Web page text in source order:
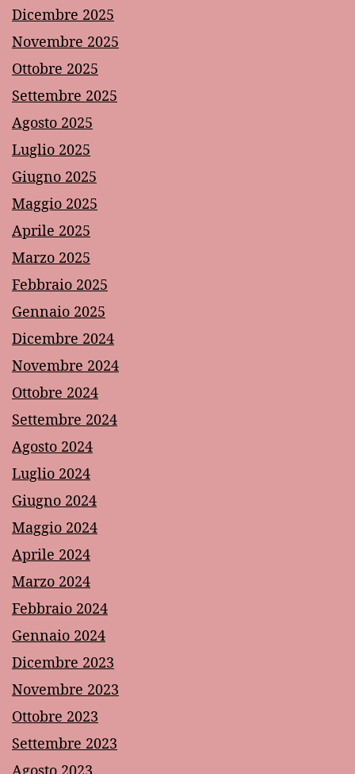
Dicembre 2025
Novembre 2025
Ottobre 2025
Settembre 2025
Agosto 2025
Luglio 2025
Giugno 2025
Maggio 2025
Aprile 2025
Marzo 2025
Febbraio 2025
Gennaio 2025
Dicembre 2024
Novembre 2024
Ottobre 2024
Settembre 2024
Agosto 2024
Luglio 2024
Giugno 2024
Maggio 2024
Aprile 2024
Marzo 2024
Febbraio 2024
Gennaio 2024
Dicembre 2023
Novembre 2023
Ottobre 2023
Settembre 2023
Agosto 2023